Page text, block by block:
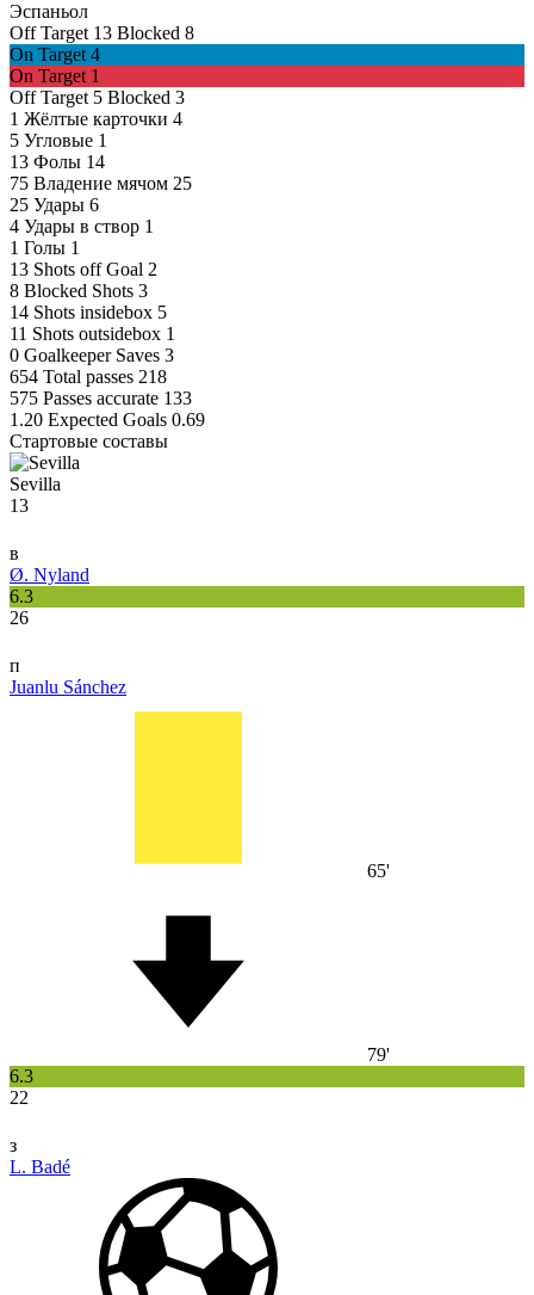
Эспаньол
Off Target 13 Blocked 8
On Target 4
On Target 1
Off Target 5 Blocked 3
1 Жёлтые карточки 4
5 Угловые 1
13 Фолы 14
75 Владение мячом 25
25 Удары 6
4 Удары в створ 1
1 Голы 1
13 Shots off Goal 2
8 Blocked Shots 3
14 Shots insidebox 5
11 Shots outsidebox 1
0 Goalkeeper Saves 3
654 Total passes 218
575 Passes accurate 133
1.20 Expected Goals 0.69
Стартовые составы
Sevilla
13
в
Ø. Nyland
6.3
26
п
Juanlu Sánchez
65'
79'
6.3
22
з
L. Badé